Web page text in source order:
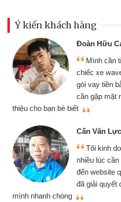
Ý kiến khách hàng
Đoàn Hữu
Mình cần
chiếc xe
gói vay tiền
cần gặp mặt
thiệu cho bạn bè biết
Cấn Văn
Tôi kinh
nhiều lúc
đến website
đã giải quyết
mình nhanh chóng